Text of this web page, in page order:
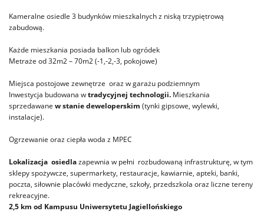
Kameralne osiedle 3 budynków mieszkalnych z niską trzypiętrową
zabudową.
Każde mieszkania posiada balkon lub ogródek
Metraże od 32m2 – 70m2 (-1,-2,-3, pokojowe)
Miejsca postojowe zewnętrze oraz w garażu podziemnym
Inwestycja budowana wtradycyjnej technologii. Mieszkania
sprzedawane w stanie deweloperskim (tynki gipsowe, wylewki,
instalacje).
Ogrzewanie oraz ciepła woda z MPEC
Lokalizacja osiedlazapewnia w pełni rozbudowaną infrastrukturę, w tym
sklepy spożywcze, supermarkety, restauracje, kawiarnie, apteki, banki,
poczta, siłownie placówki medyczne, szkoły, przedszkola oraz liczne tereny
rekreacyjne.
2,5 km od Kampusu Uniwersytetu Jagiellońskiego